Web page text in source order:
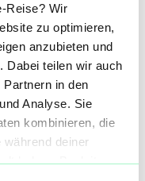
Reise? Wir
zu optimieren,
anzubieten und
Dabei teilen wir auch
in den
Analyse. Sie
kombinieren, die
während deiner
haben. Begleite